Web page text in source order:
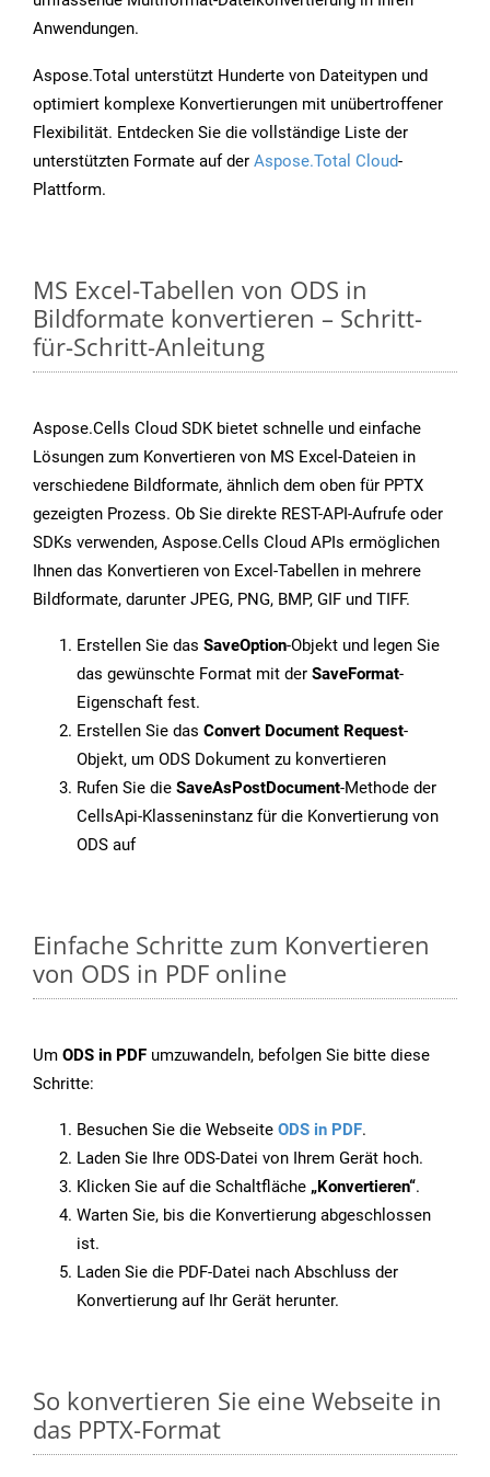
Anwendungen.
Aspose.Total unterstützt Hunderte von Dateitypen und
optimiert komplexe Konvertierungen mit unübertroffener
Flexibilität. Entdecken Sie die vollständige Liste der
unterstützten Formate auf der Aspose.Total Cloud-
Plattform.
MS Excel-Tabellen von ODS in
Bildformate konvertieren – Schritt-
für-Schritt-Anleitung
Aspose.Cells Cloud SDK bietet schnelle und einfache
Lösungen zum Konvertieren von MS Excel-Dateien in
verschiedene Bildformate, ähnlich dem oben für PPTX
gezeigten Prozess. Ob Sie direkte REST-API-Aufrufe oder
SDKs verwenden, Aspose.Cells Cloud APIs ermöglichen
Ihnen das Konvertieren von Excel-Tabellen in mehrere
Bildformate, darunter JPEG, PNG, BMP, GIF und TIFF.
Erstellen Sie das SaveOption-Objekt und legen Sie
das gewünschte Format mit der SaveFormat-
Eigenschaft fest.
Erstellen Sie das Convert Document Request-
Objekt, um ODS Dokument zu konvertieren
Rufen Sie die SaveAsPostDocument-Methode der
CellsApi-Klasseninstanz für die Konvertierung von
ODS auf
Einfache Schritte zum Konvertieren
von ODS in PDF online
Um ODS in PDF umzuwandeln, befolgen Sie bitte diese
Schritte:
Besuchen Sie die Webseite ODS in PDF.
Laden Sie Ihre ODS-Datei von Ihrem Gerät hoch.
Klicken Sie auf die Schaltfläche „Konvertieren“.
Warten Sie, bis die Konvertierung abgeschlossen
ist.
Laden Sie die PDF-Datei nach Abschluss der
Konvertierung auf Ihr Gerät herunter.
So konvertieren Sie eine Webseite in
das PPTX-Format